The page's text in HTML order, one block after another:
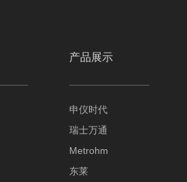
产品展示
申仪时代
瑞士万通
Metrohm
东莱